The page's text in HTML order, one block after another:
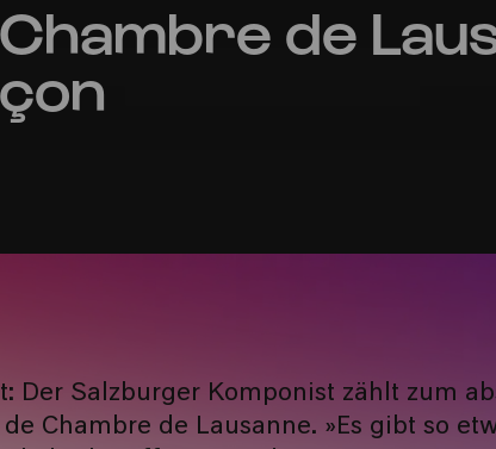
de
Der Salzburger Komponist zählt zum
Chambre de Lausanne. »Es gibt so